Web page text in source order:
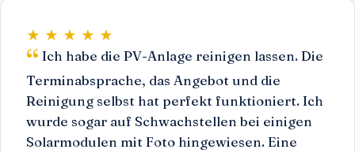
★ ★ ★ ★ ★
Ich habe die PV-Anlage reinigen lassen. Die
Terminabsprache, das Angebot und die
Reinigung selbst hat perfekt funktioniert. Ich
wurde sogar auf Schwachstellen bei einigen
Solarmodulen mit Foto hingewiesen. Eine